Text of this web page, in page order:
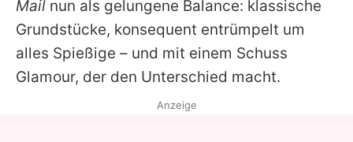
Mail nun als gelungene Balance: klassische
Grundstücke, konsequent entrümpelt um
alles Spießige – und mit einem Schuss
Glamour, der den Unterschied macht.
Anzeige